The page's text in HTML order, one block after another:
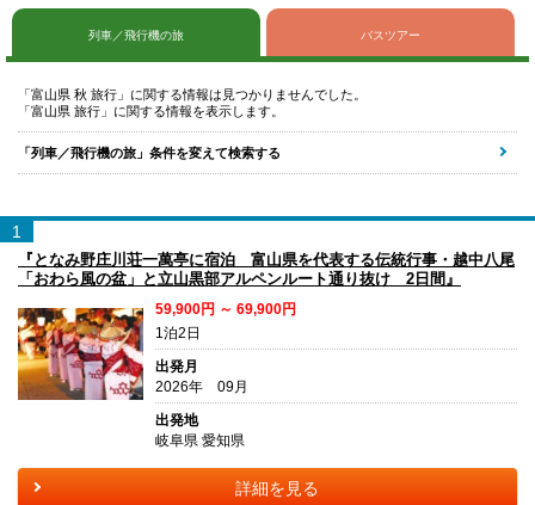
列車／飛行機の旅 バスツアー
「富山県 秋 旅行」に関する情報は見つかりませんでした。
「富山県 旅行」に関する情報を表示します。
「列車／飛行機の旅」条件を変えて検索する
1
『となみ野庄川荘一萬亭に宿泊 富山県を代表する伝統行事・越中八尾
「おわら風の盆」と立山黒部アルペンルート通り抜け 2日間』
59,900円 ～ 69,900円
1泊2日
出発月
2026年 09月
出発地
岐阜県 愛知県
詳細を見る